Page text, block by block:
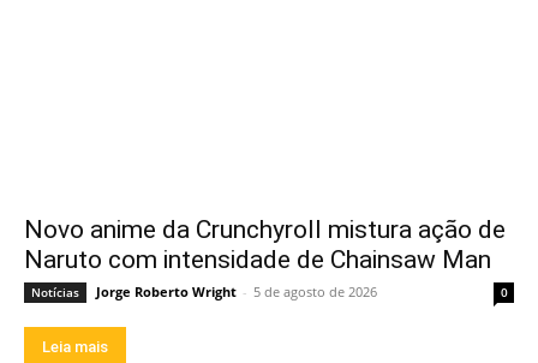
Novo anime da Crunchyroll mistura ação de
Naruto com intensidade de Chainsaw Man
Notícias Jorge Roberto Wright - 5 de agosto de 2026 0
Leia mais